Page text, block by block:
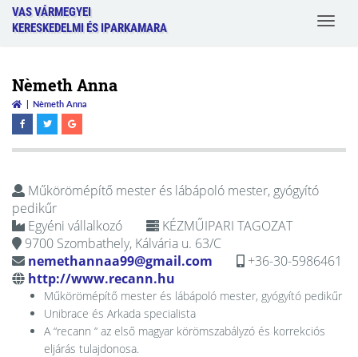
VAS VÁRMEGYEI
KERESKEDELMI ÉS IPARKAMARA
Toggle
Nèmeth Anna
Nèmeth Anna
Műkörömépítő mester és lábápoló mester, gyógyító
pedikűr
Egyéni vállalkozó
KÉZMŰIPARI TAGOZAT
9700 Szombathely, Kálvária u. 63/C
nemethannaa99@gmail.com
+36-30-5986461
http://www.recann.hu
Műkörömépítő mester és lábápoló mester, gyógyító pedikűr
Unibrace és Arkada specialista
A “recann “ az első magyar körömszabályzó és korrekciós
eljárás tulajdonosa.